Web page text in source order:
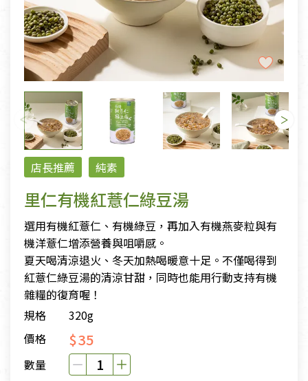
店長推薦 純素
里仁有機紅薏仁綠豆湯
選用有機紅薏仁、有機綠豆，再加入有機燕麥粒與有
機洋薏仁增添營養與咀嚼感。
夏天喝清涼退火、冬天加熱喝暖意十足。不僅喝得到
紅薏仁綠豆湯的清涼甘甜，同時也能用行動支持有機
雜糧的復育喔！
規格
320g
價格
$35
數量